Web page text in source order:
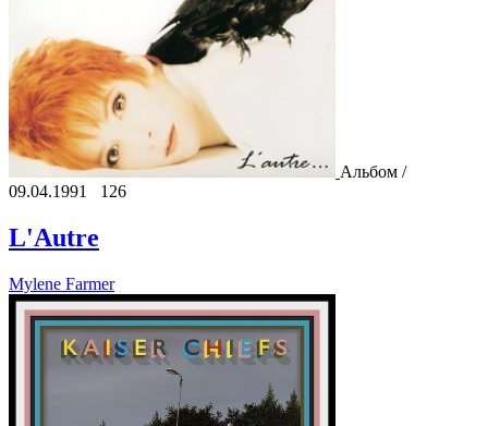
Альбом /
09.04.1991
126
L'Autre
Mylene Farmer